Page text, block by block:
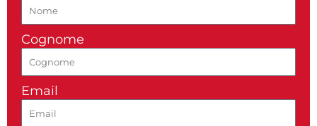
Cognome
Email